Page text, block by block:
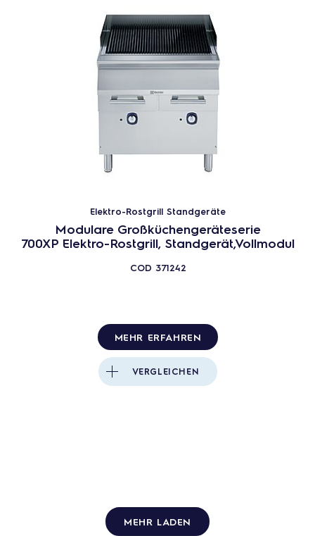
Elektro-Rostgrill Standgeräte
Modulare Großküchengeräteserie
700XP Elektro-Rostgrill, Standgerät,Vollmodul
COD 371242
MEHR ERFAHREN
VERGLEICHEN
MEHR LADEN